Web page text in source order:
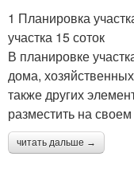
1 Планировка
участка 15 соток
В планировке
дома,
также других
разместить на
читать дальше →